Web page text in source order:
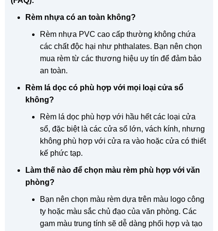
Rèm nhựa có an toàn không?
Rèm nhựa PVC cao cấp thường không chứa
các chất độc hại như phthalates. Bạn nên chọn
mua rèm từ các thương hiệu uy tín để đảm bảo
an toàn.
Rèm lá dọc có phù hợp với mọi loại cửa sổ
không?
Rèm lá dọc phù hợp với hầu hết các loại cửa
sổ, đặc biệt là các cửa sổ lớn, vách kính, nhưng
không phù hợp với cửa ra vào hoặc cửa có thiết
kế phức tạp.
Làm thế nào để chọn màu rèm phù hợp với văn
phòng?
Bạn nên chọn màu rèm dựa trên màu logo công
ty hoặc màu sắc chủ đạo của văn phòng. Các
gam màu trung tính sẽ dễ dàng phối hợp và tạo